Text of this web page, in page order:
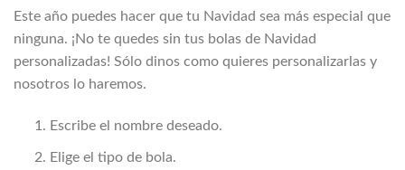
valoraciones
de clientes
Este año puedes hacer que tu Navidad sea más especial que
ninguna. ¡No te quedes sin tus bolas de Navidad
personalizadas! Sólo dinos como quieres personalizarlas y
nosotros lo haremos.
Escribe el nombre deseado.
Elige el tipo de bola.